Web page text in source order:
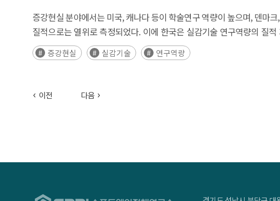
증강현실 분야에서는 미국, 캐나다 등이 학술연구 역량이 높으며, 덴마
질적으로는 열위로 측정되었다. 이에 한국은 실감기술 연구역량의 질
이에 가상현실, 증강현실 분야별 우수 기관과의 협력 방안 모색, 실감기
증강현실 실감기술 연구역량
이전 다음